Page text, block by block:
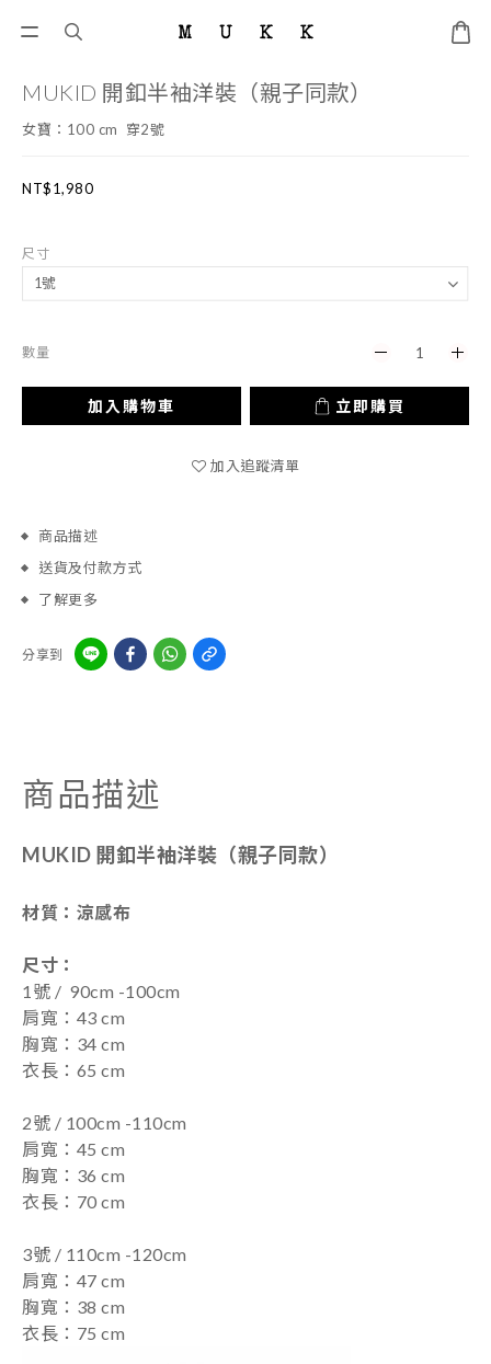
MUKID 開釦半袖洋裝（親子同款）
女寶：100 cm  穿2號
NT$1,980
尺寸
數量
加入購物車 立即購買
加入追蹤清單
商品描述
送貨及付款方式
了解更多
分享到
商品描述
MUKID 開釦半袖洋裝（親子同款）
材質：涼感布
尺寸：
1號 / 90cm -100cm
肩寬：43 cm
胸寬：34 cm
衣長：65 cm
2號 / 100cm -110cm
肩寬：45 cm
胸寬：36 cm
衣長：70 cm
3號 / 110cm -120cm
肩寬：47 cm
胸寬：38 cm
衣長：75 cm